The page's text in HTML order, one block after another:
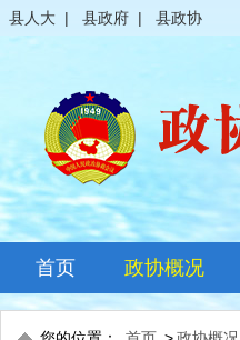
县人大 | 县政府 | 县政协
首页 政协概况